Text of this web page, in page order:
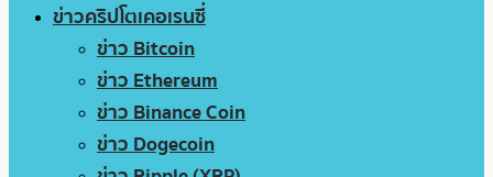
ข่าวคริปโตเคอเรนซี่
ข่าว Bitcoin
ข่าว Ethereum
ข่าว Binance Coin
ข่าว Dogecoin